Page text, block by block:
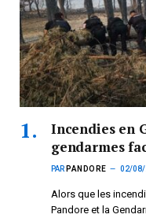
Incendies en
gendarmes
PAR PANDORE 02/08/
Alors que les
Pandore et la